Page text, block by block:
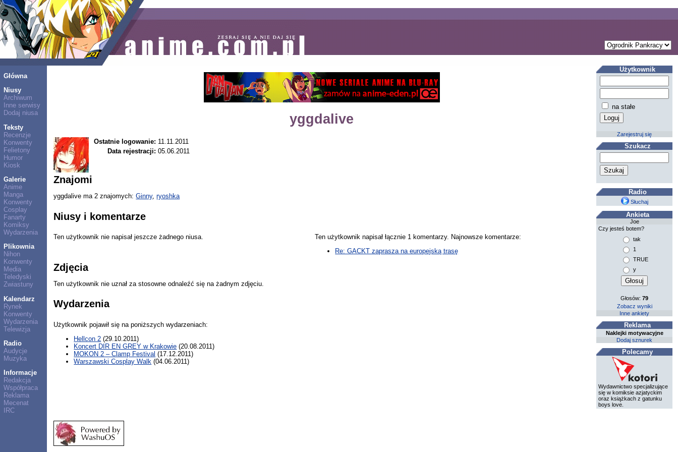
Główna
Niusy
Archiwum
Inne serwisy
Dodaj niusa
Teksty
Recenzje
Konwenty
Felietony
Humor
Kiosk
Galerie
Anime
Manga
Konwenty
Cosplay
Fanarty
Komiksy
Wydarzenia
Plikownia
Nihon
Konwenty
Media
Teledyski
Zwiastuny
Kalendarz
Rynek
Konwenty
Wydarzenia
Telewizja
Radio
Audycje
Muzyka
Informacje
Redakcja
Współpraca
Reklama
Mecenat
IRC
yggdalive
Ostatnie logowanie: 11.11.2011
Data rejestracji: 05.06.2011
Znajomi
yggdalive ma 2 znajomych:Ginny,ryoshka
Niusy i komentarze
Ten użytkownik nie napisał jeszcze żadnego niusa.
Ten użytkownik napisał łącznie 1 komentarzy. Najnowsze komentarze:
Re: GACKT zaprasza na europejską trasę
Zdjęcia
Ten użytkownik nie uznał za stosowne odnaleźć się na żadnym zdjęciu.
Wydarzenia
Użytkownik pojawił się na poniższych wydarzeniach:
Hellcon 2 (29.10.2011)
Koncert DIR EN GREY w Krakowie (20.08.2011)
MOKON 2 – Clamp Festival (17.12.2011)
Warszawski Cosplay Walk (04.06.2011)
Użytkownik
na stałe
Zarejestruj się
Szukacz
Radio
Słuchaj
Ankieta
Joe
Czy jesteś botem?
tak
1
TRUE
y
Głosów:79
Zobacz wyniki
Inne ankiety
Reklama
Naklejki motywacyjne
Dodaj sznurek
Polecamy
Wydawnictwo specjalizujące
się w komiksie azjatyckim
oraz książkach z gatunku
boys love.